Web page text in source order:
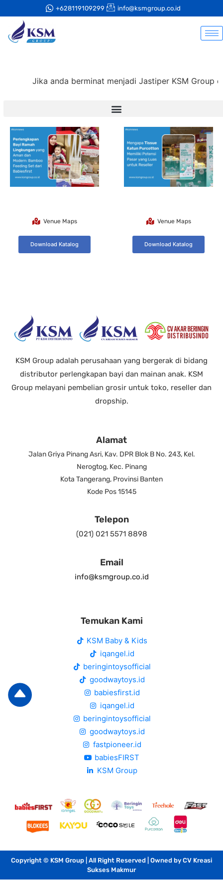
+628119109299 info@ksmgroup.co.id
Jika anda berminat menjadi Jastiper KSM Group
Venue Maps
Download Katalog
Venue Maps
Download Katalog
KSM Group adalah perusahaan yang bergerak di bidang
distributor perlengkapan bayi dan mainan anak. KSM
Group melayani pembelian grosir untuk toko, reseller dan
dropship.
Alamat
Jalan Griya Pinang Asri, Kav. DPR Blok B No. 243, Kel.
Nerogtog, Kec. Pinang
Kota Tangerang, Provinsi Banten
Kode Pos 15145
Telepon
(021) 021 5571 8898
Email
info@ksmgroup.co.id
Temukan Kami
KSM Baby & Kids
iqangel.id
beringintoysofficial
goodwaytoys.id
babiesfirst.id
iqangel.id
beringintoysofficial
goodwaytoys.id
fastpioneer.id
babiesFIRST
KSM Group
Copyright © KSM Group | All Right Reserved | Owned by CV Kreasi
Sukses Makmur